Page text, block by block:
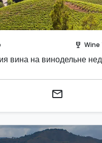
wine_bar Wine
вина на винодельне
email